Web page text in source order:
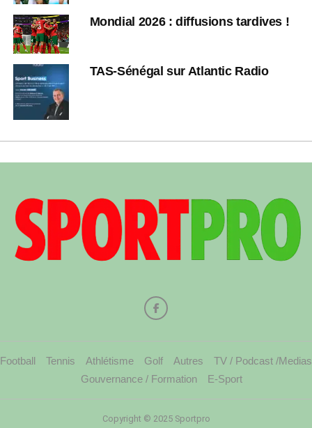
Mondial 2026 : diffusions tardives !
TAS-Sénégal sur Atlantic Radio
Football Tennis Athlétisme Golf Autres
TV / Podcast /Medias
Gouvernance / Formation
E-Sport
Copyright © 2025 Sportpro